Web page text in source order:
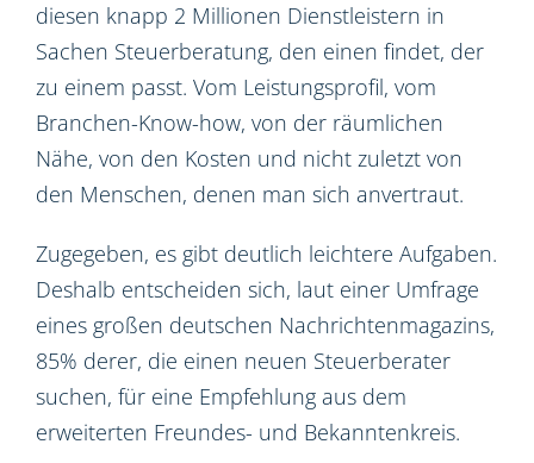
diesen knapp 2 Millionen Dienstleistern in
Sachen Steuerberatung, den einen findet, der
zu einem passt. Vom Leistungsprofil, vom
Branchen-Know-how, von der räumlichen
Nähe, von den Kosten und nicht zuletzt von
den Menschen, denen man sich anvertraut.
Zugegeben, es gibt deutlich leichtere Aufgaben.
Deshalb entscheiden sich, laut einer Umfrage
eines großen deutschen Nachrichtenmagazins,
85% derer, die einen neuen Steuerberater
suchen, für eine Empfehlung aus dem
erweiterten Freundes- und Bekanntenkreis.